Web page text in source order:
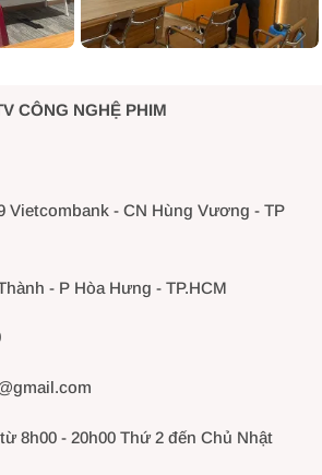
CÔNG NGHỆ PHIM
Vietcombank - CN Hùng Vương - TP
- P Hòa Hưng - TP.HCM
từ 8h00 - 20h00 Thứ 2 đến Chủ Nhật